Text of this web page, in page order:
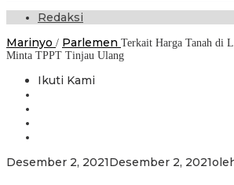
Redaksi
Marinyo / Parlemen Terkait Harga Tanah di
Minta TPPT Tinjau Ulang
Ikuti Kami
Desember 2, 2021Desember 2, 2021